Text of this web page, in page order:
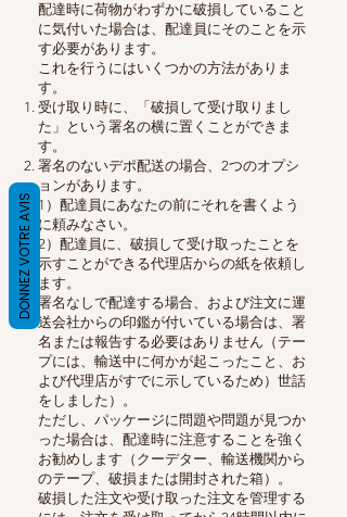
配達時に荷物がわずかに破損していること
に気付いた場合は、配達員にそのことを示
す必要があります。
これを行うにはいくつかの方法がありま
す。
受け取り時に、「破損して受け取りまし
た」という署名の横に置くことができま
す。
署名のないデポ配送の場合、2つのオプシ
ョンがあります。
1）配達員にあなたの前にそれを書くよう
に頼みなさい。
2）配達員に、破損して受け取ったことを
示すことができる代理店からの紙を依頼し
ます。
署名なしで配達する場合、および注文に運
送会社からの印鑑が付いている場合は、署
名または報告する必要はありません（テー
プには、輸送中に何かが起こったこと、お
よび代理店がすでに示しているため）世話
をしました）。
ただし、パッケージに問題や問題が見つか
った場合は、配達時に注意することを強く
お勧めします（クーデター、輸送機関から
のテープ、破損または開封された箱）。
破損した注文や受け取った注文を管理する
DONNEZ VOTRE AVIS